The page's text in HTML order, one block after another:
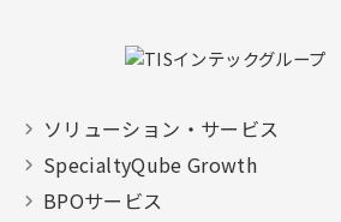
ソリューション・サービス
SpecialtyQube Growth
BPOサービス